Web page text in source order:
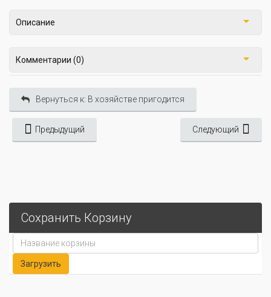
Описание
Комментарии (0)
Вернуться к: В хозяйстве пригодится
Предыдущий Следующий
Сохранить Корзину